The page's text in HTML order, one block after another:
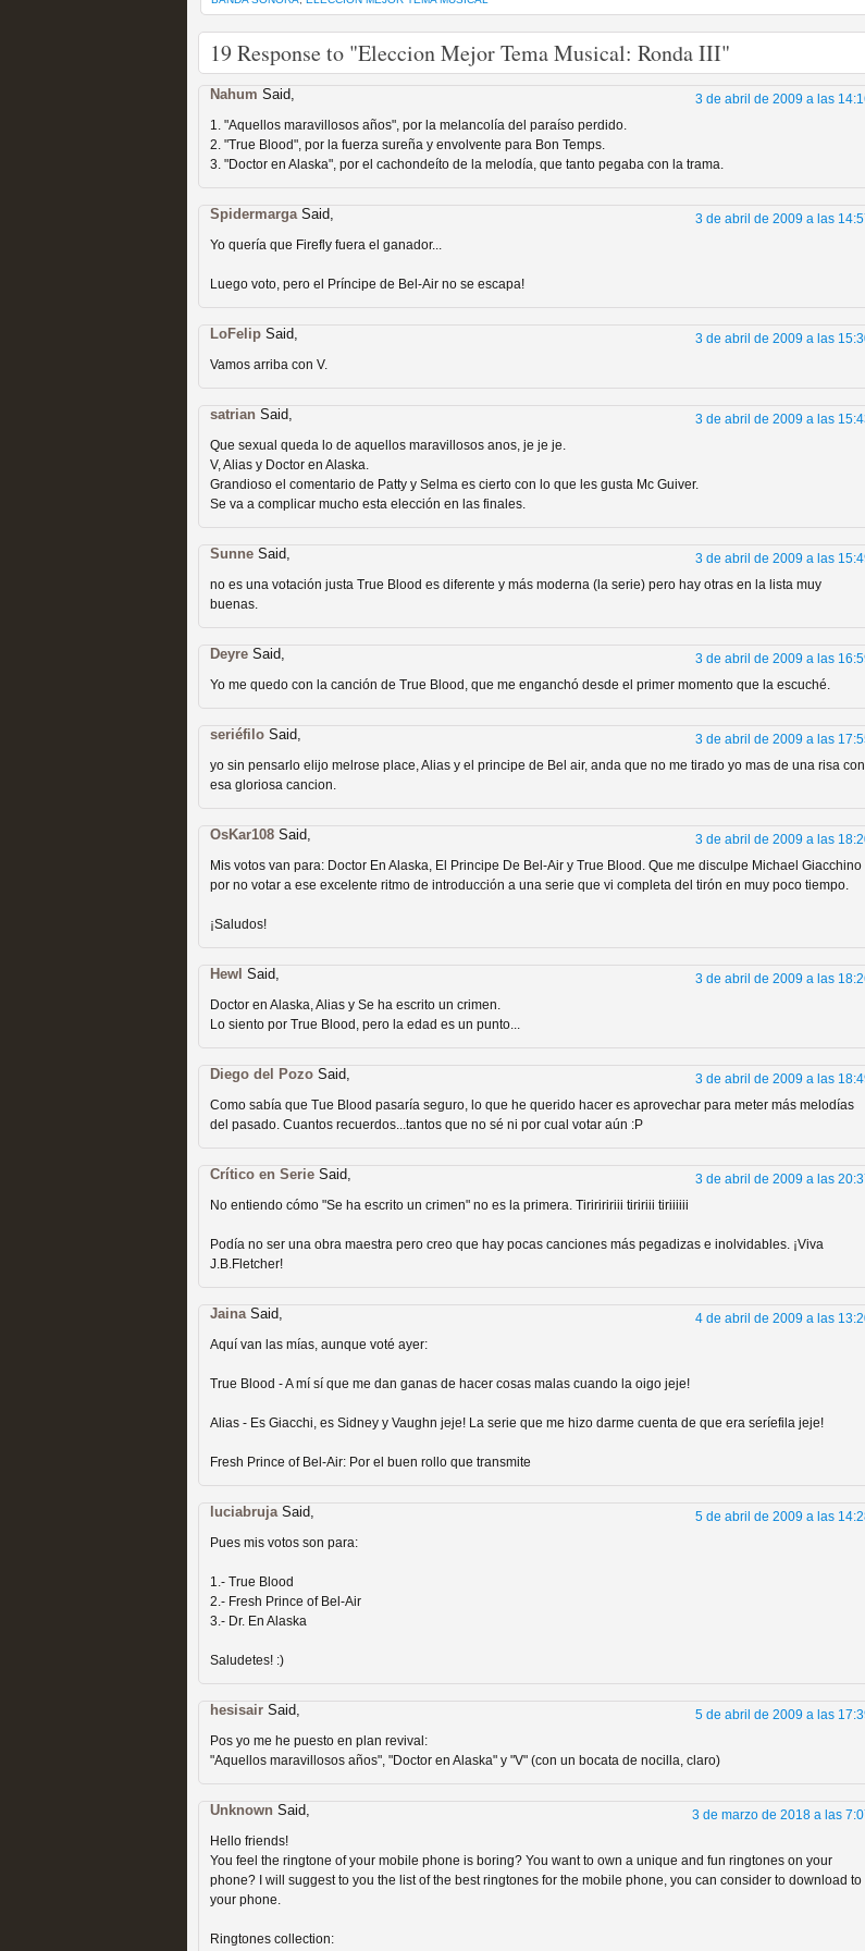
Fin de ciclo para las series de viajes en el tiempo
MOLTISANTI
Recomendación de la semana
Taboo es otra miniserie británica que no es
miniserie
MOLTISANTI
Recomendación de la semana
Las temporadas de pilotos de Amazon
Recomendación de la semana
Galería con los Mejores Personajes de Series de
Televisión
MOLTISANTI
Las productoras de las estrellas de cine y
televisión
Recomendación de la semana
Las series de 10 temporadas están en peligro de
extinción
Recomendación de la semana
Expediente X: Guía para descubrir la "verdad"
MOLTISANTI
Recomendación de la semana
19 Response to "Eleccion Mejor Tema Musical: Ronda III"
Nahum Said,
3 de abril de 2009 a las
1. "Aquellos maravillosos años", por la melancolía del paraíso perdido.
2. "True Blood", por la fuerza sureña y envolvente para Bon Temps.
3. "Doctor en Alaska", por el cachondeíto de la melodía, que tanto pegaba con la trama.
Spidermarga Said,
3 de abril de 2009 a las
Yo quería que Firefly fuera el ganador...
Luego voto, pero el Príncipe de Bel-Air no se escapa!
LoFelip Said,
3 de abril de 2009 a las
Vamos arriba con V.
satrian Said,
3 de abril de 2009 a las
Que sexual queda lo de aquellos maravillosos anos, je je je.
V, Alias y Doctor en Alaska.
Grandioso el comentario de Patty y Selma es cierto con lo que les gusta Mc Guiver.
Se va a complicar mucho esta elección en las finales.
Sunne Said,
3 de abril de 2009 a las
no es una votación justa True Blood es diferente y más moderna (la serie) pero hay otras en la lista muy
buenas.
Deyre Said,
3 de abril de 2009 a las
Yo me quedo con la canción de True Blood, que me enganchó desde el primer momento que la escuché.
seriéfilo Said,
3 de abril de 2009 a las
yo sin pensarlo elijo melrose place, Alias y el principe de Bel air, anda que no me tirado yo mas de una risa con
esa gloriosa cancion.
OsKar108 Said,
3 de abril de 2009 a las
Mis votos van para: Doctor En Alaska, El Principe De Bel-Air y True Blood. Que me disculpe Michael Giacchino
por no votar a ese excelente ritmo de introducción a una serie que vi completa del tirón en muy poco tiempo.
¡Saludos!
Hewl Said,
3 de abril de 2009 a las
Doctor en Alaska, Alias y Se ha escrito un crimen.
Lo siento por True Blood, pero la edad es un punto...
Diego del Pozo Said,
3 de abril de 2009 a las
Como sabía que Tue Blood pasaría seguro, lo que he querido hacer es aprovechar para meter más melodías
del pasado. Cuantos recuerdos...tantos que no sé ni por cual votar aún :P
Crítico en Serie Said,
3 de abril de 2009 a las
No entiendo cómo "Se ha escrito un crimen" no es la primera. Tiririririii tiririii tiriiiiii
Podía no ser una obra maestra pero creo que hay pocas canciones más pegadizas e inolvidables. ¡Viva
J.B.Fletcher!
Jaina Said,
4 de abril de 2009 a las
Aquí van las mías, aunque voté ayer:
True Blood - A mí sí que me dan ganas de hacer cosas malas cuando la oigo jeje!
Alias - Es Giacchi, es Sidney y Vaughn jeje! La serie que me hizo darme cuenta de que era seríefila jeje!
Fresh Prince of Bel-Air: Por el buen rollo que transmite
luciabruja Said,
5 de abril de 2009 a las
Pues mis votos son para:
1.- True Blood
2.- Fresh Prince of Bel-Air
3.- Dr. En Alaska
Saludetes! :)
hesisair Said,
5 de abril de 2009 a las
Pos yo me he puesto en plan revival:
"Aquellos maravillosos años", "Doctor en Alaska" y "V" (con un bocata de nocilla, claro)
Unknown Said,
3 de marzo de 2018 a las
Hello friends!
You feel the ringtone of your mobile phone is boring? You want to own a unique and fun ringtones on your
phone? I will suggest to you the list of the best ringtones for the mobile phone, you can consider to download to
your phone.
Ringtones collection: